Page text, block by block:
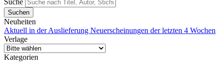
Suche
Neuheiten
Aktuell in der Auslieferung Neuerscheinungen der letzten 4 Wochen
Verlage
Kategorien